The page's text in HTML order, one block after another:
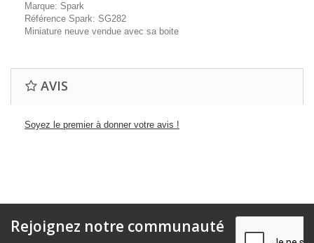
Marque: Spark
Référence Spark: SG282
Miniature neuve vendue avec sa boite
AVIS
Soyez le premier à donner votre avis !
Rejoignez notre communauté